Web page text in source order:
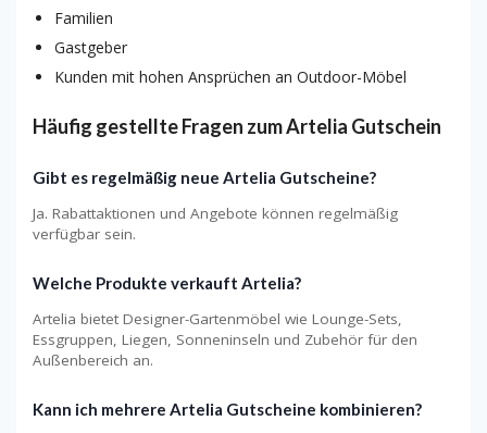
Familien
Gastgeber
Kunden mit hohen Ansprüchen an Outdoor-Möbel
Häufig gestellte Fragen zum Artelia Gutschein
Gibt es regelmäßig neue Artelia Gutscheine?
Ja. Rabattaktionen und Angebote können regelmäßig
verfügbar sein.
Welche Produkte verkauft Artelia?
Artelia bietet Designer-Gartenmöbel wie Lounge-Sets,
Essgruppen, Liegen, Sonneninseln und Zubehör für den
Außenbereich an.
Kann ich mehrere Artelia Gutscheine kombinieren?